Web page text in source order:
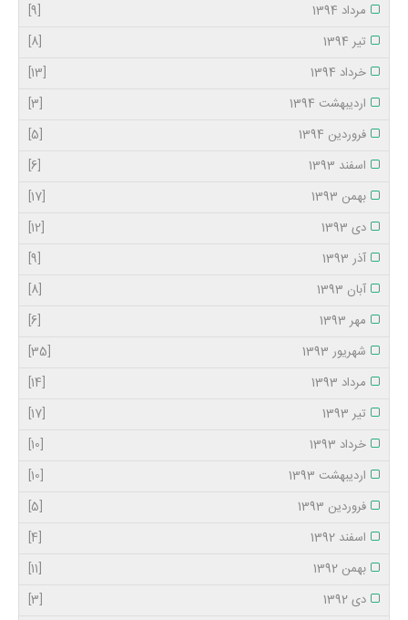
مرداد 1394
[9]
تیر 1394
[8]
خرداد 1394
[13]
اردیبهشت 1394
[3]
فروردین 1394
[5]
اسفند 1393
[6]
بهمن 1393
[17]
دی 1393
[12]
آذر 1393
[9]
آبان 1393
[8]
مهر 1393
[6]
شهریور 1393
[35]
مرداد 1393
[14]
تیر 1393
[17]
خرداد 1393
[10]
اردیبهشت 1393
[10]
فروردین 1393
[5]
اسفند 1392
[4]
بهمن 1392
[11]
دی 1392
[3]